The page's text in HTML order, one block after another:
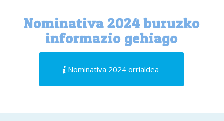
Nominativa 2024 buruzko
informazio gehiago
Nominativa 2024 orrialdea